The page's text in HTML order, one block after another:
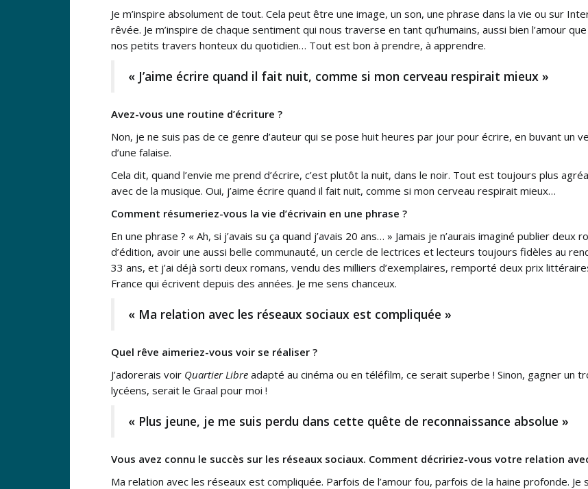
Je m’inspire absolument de tout. Cela peut être une image, un son, une phrase dans la vie ou sur
rêvée. Je m’inspire de chaque sentiment qui nous traverse en tant qu’humains, aussi bien l’amour
nos petits travers honteux du quotidien… Tout est bon à prendre, à apprendre.
« J’aime écrire quand il fait nuit, comme si mon cerveau respirait mieux »
Avez-vous une routine d’écriture ?
Non, je ne suis pas de ce genre d’auteur qui se pose huit heures par jour pour écrire, en buvant un
d’une falaise.
Cela dit, quand l’envie me prend d’écrire, c’est plutôt la nuit, dans le noir. Tout est toujours plus
avec de la musique. Oui, j’aime écrire quand il fait nuit, comme si mon cerveau respirait mieux…
Comment résumeriez-vous la vie d’écrivain en une phrase ?
En une phrase ? « Ah, si j’avais su ça quand j’avais 20 ans… » Jamais je n’aurais imaginé publier
d’édition, avoir une aussi belle communauté, un cercle de lectrices et lecteurs toujours fidèles au
33 ans, et j’ai déjà sorti deux romans, vendu des milliers d’exemplaires, remporté deux prix
France qui écrivent depuis des années. Je me sens chanceux.
« Ma relation avec les réseaux sociaux est compliquée »
Quel rêve aimeriez-vous voir se réaliser ?
J’adorerais voir Quartier Libre adapté au cinéma ou en téléfilm, ce serait superbe ! Sinon, gagner un
lycéens, serait le Graal pour moi !
« Plus jeune, je me suis perdu dans cette quête de reconnaissance absolue »
Vous avez connu le succès sur les réseaux sociaux. Comment décririez-vous votre relation
Ma relation avec les réseaux est compliquée. Parfois de l’amour fou, parfois de la haine profonde. Je